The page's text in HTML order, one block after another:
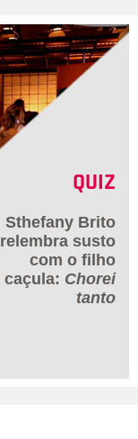
QUIZ
Sthefany Brito
relembra susto
com o filho
caçula: Chorei
tanto